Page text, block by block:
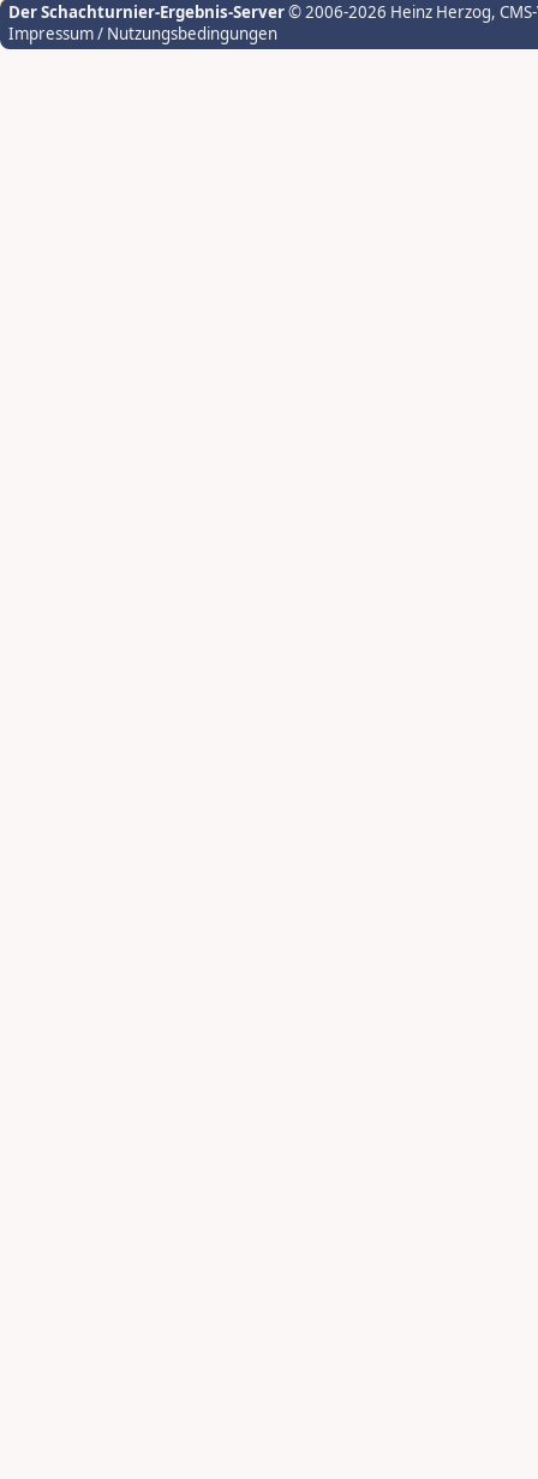
Der Schachturnier-Ergebnis-Server© 2006-2026 Heinz Herzog,
Impressum / Nutzungsbedingungen